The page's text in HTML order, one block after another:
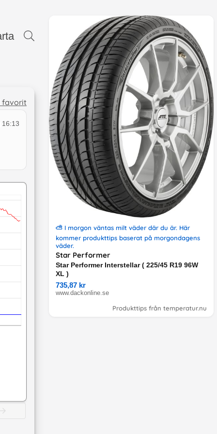
favorit
16:13
⛅ I morgon väntas milt väder där du är. Här
kommer produkttips baserat på morgondagens
väder.
Star Performer
Star Performer Interstellar ( 225/45 R19 96W
XL )
735,87 kr
www.dackonline.se
Produkttips från temperatur.nu